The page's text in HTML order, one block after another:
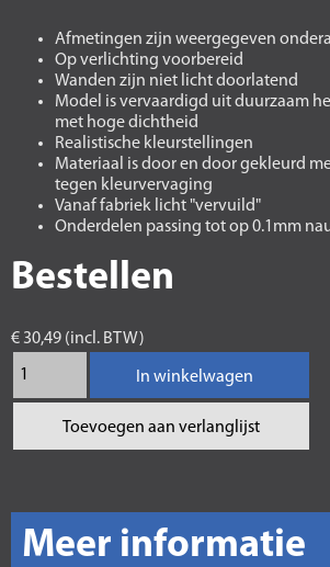
Afmetingen zijn weergegeven
Op verlichting voorbereid
Wanden zijn niet licht doorlatend
Model is vervaardigd uit duurzaam
met hoge dichtheid
Realistische kleurstellingen
Materiaal is door en door gekleurd
tegen kleurvervaging
Vanaf fabriek licht "vervuild"
Onderdelen passing tot op 0.1mm
Bestellen
€ 30,49 (incl. BTW)
In winkelwagen
Toevoegen aan verlanglijst
Meer informatie